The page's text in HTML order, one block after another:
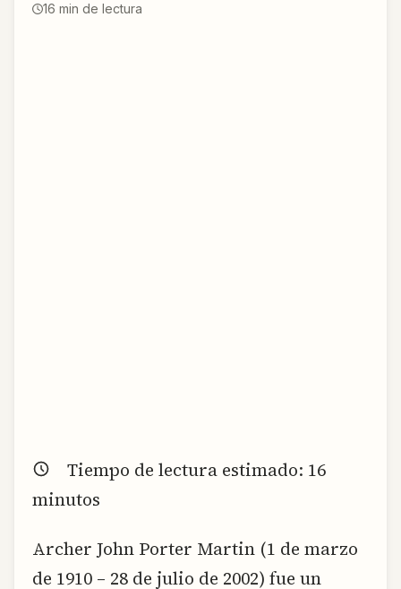
16 min de lectura
Tiempo de lectura estimado: 16
minutos
Archer John Porter Martin (1 de marzo
de 1910 – 28 de julio de 2002) fue un